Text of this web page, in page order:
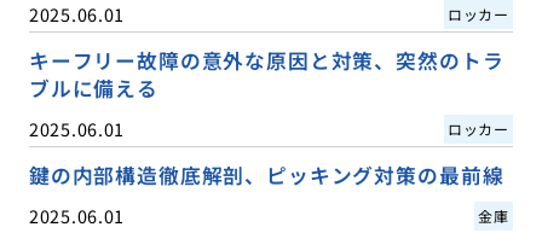
2025.06.01 ロッカー
キーフリー故障の意外な原因と対策、突然のトラ
ブルに備える
2025.06.01 ロッカー
鍵の内部構造徹底解剖、ピッキング対策の最前線
2025.06.01 金庫